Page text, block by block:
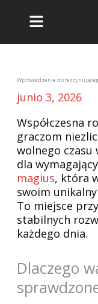
Wprowadzenie do
junio 3, 2026
Współczesna
graczom
wolnego czasu
dla
magius, która
swoim
To miejsce
stabilnych
każdego dnia.
Dlaczego
entradas